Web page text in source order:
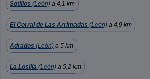
Sotillos (León) a 4,1 km
El Corral de Las Arrimadas (León) a 4,9 km
Adrados (León) a 5 km
La Losilla (León) a 5,2 km